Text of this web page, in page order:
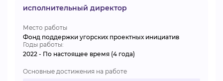
исполнительный директор
Место работы
Фонд поддержки угорских проектных инициатив
Годы работы:
2022 - По настоящее время (4 года)
Основные достижения на работе